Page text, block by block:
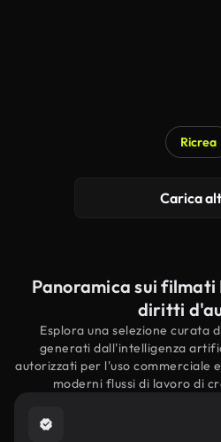
Ricrea
Carica
Panoramica sui filmati
diritti
Esplora una selezione curata
generati dall'intelligenza
autorizzati per l'uso commerciale
moderni flussi di lavoro di